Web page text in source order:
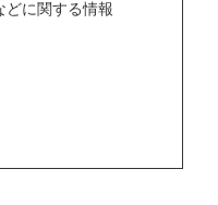
どに関する情報